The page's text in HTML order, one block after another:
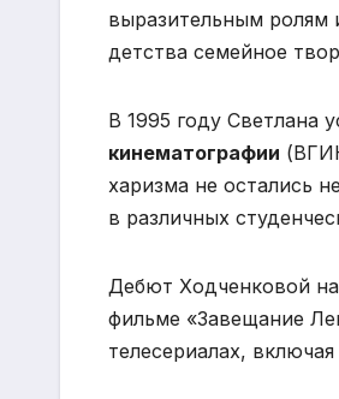
выразительным ролям
детства семейное
В 1995 году Светлана
кинематографии
харизма не остались
в различных
Дебют Ходченковой на
фильме «Завещание
телесериалах,